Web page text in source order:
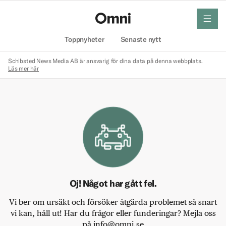
Toppnyheter Senaste nytt
meny
Schibsted News Media AB är ansvarig för dina data på denna webbplats.
Läs mer här
Oj! Något har gått fel.
Vi ber om ursäkt och försöker åtgärda problemet så snart
vi kan, håll ut! Har du frågor eller funderingar? Mejla oss